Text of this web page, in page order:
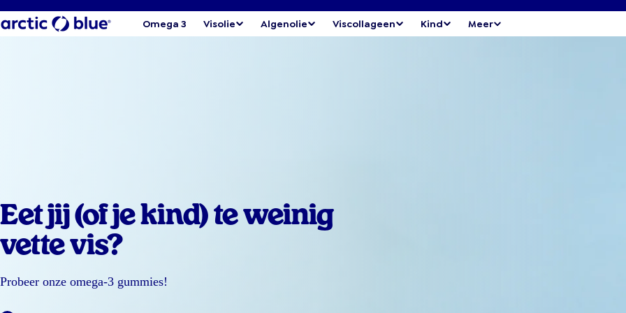
Omega 3 Visolie Algenolie Viscollageen Kind Meer
Eet jij (of je kind) te weinig
vette vis?
Probeer onze omega-3 gummies!